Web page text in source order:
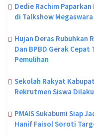
Dedie Rachim
di Talkshow Megaswara
Hujan Deras Rubuhkan
Dan BPBD Gerak
Pemulihan
Sekolah Rakyat
Rekrutmen Siswa
PMAIS Sukabumi Siap
Hanif Faisol Soroti